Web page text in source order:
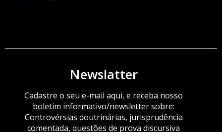
Newslatter
Cadastre o seu e-mail aqui, e receba nosso
boletim informativo/newsletter sobre:
Controvérsias doutrinárias, jurisprudência
comentada, questões de prova discursiva